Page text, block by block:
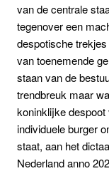
van de centrale
tegenover een
despotische
van toenemende
staan van de
trendbreuk maar
koninklijke
individuele burger
staat, aan het
Nederland anno